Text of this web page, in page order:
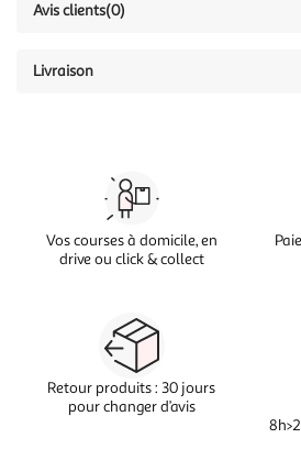
Avis clients(0)
Livraison
Vos courses à domicile, en
drive ou click & collect
Retour produits : 30 jours
pour changer d’avis